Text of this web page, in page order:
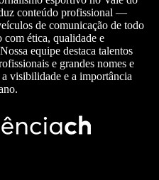
conteúdo profissional —
de comunicação de todo
com ética, qualidade e
equipe destaca talentos
e grandes nomes e
visibilidade e a importância